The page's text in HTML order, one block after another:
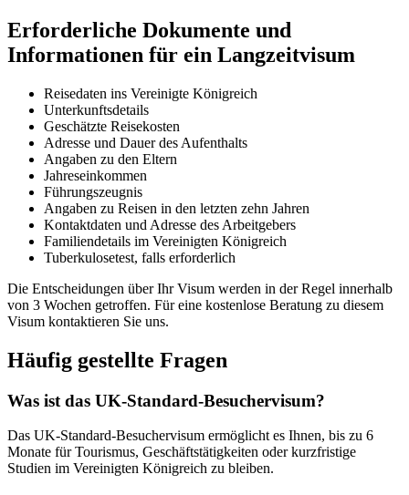
Erforderliche Dokumente und
Informationen für ein Langzeitvisum
Reisedaten ins Vereinigte Königreich
Unterkunftsdetails
Geschätzte Reisekosten
Adresse und Dauer des Aufenthalts
Angaben zu den Eltern
Jahreseinkommen
Führungszeugnis
Angaben zu Reisen in den letzten zehn Jahren
Kontaktdaten und Adresse des Arbeitgebers
Familiendetails im Vereinigten Königreich
Tuberkulosetest, falls erforderlich
Die Entscheidungen über Ihr Visum werden in der Regel innerhalb
von 3 Wochen getroffen. Für eine kostenlose Beratung zu diesem
Visum kontaktieren Sie uns.
Häufig gestellte Fragen
Was ist das UK-Standard-Besuchervisum?
Das UK-Standard-Besuchervisum ermöglicht es Ihnen, bis zu 6
Monate für Tourismus, Geschäftstätigkeiten oder kurzfristige
Studien im Vereinigten Königreich zu bleiben.